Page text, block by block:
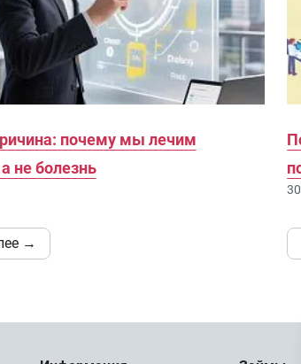
почему мы лечим
не болезнь
→